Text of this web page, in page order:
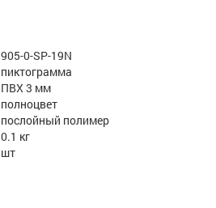
905-0-SP-19N
пиктограмма
ПВХ 3 мм
полноцвет
послойный полимер
0.1 кг
шт